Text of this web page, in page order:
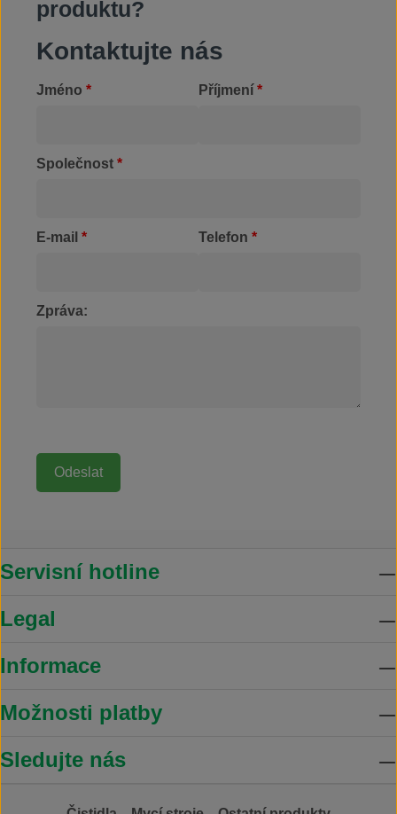
produktu?
Kontaktujte nás
Jméno * Příjmení *
Společnost *
E-mail * Telefon *
Zpráva:
Servisní hotline
Legal
Informace
Možnosti platby
Sledujte nás